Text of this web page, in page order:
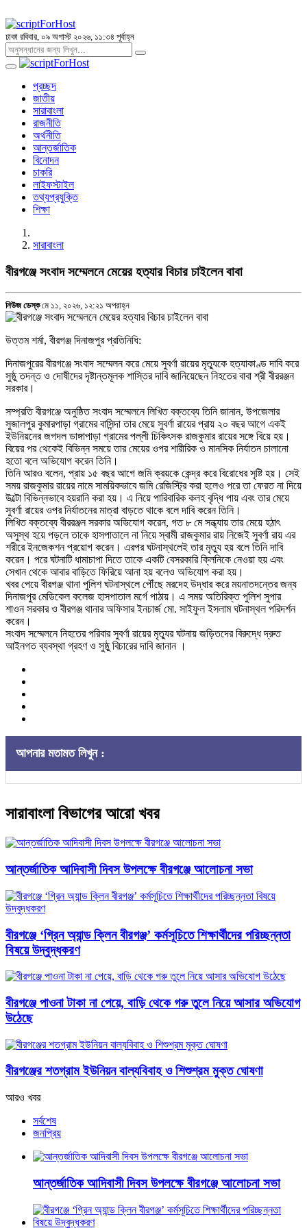
ঢাকা রবিবার, ০৯ অগাস্ট ২০২৬, ১১:৩৪ পূর্বাহ্ন
প্রচ্ছদ
জাতীয়
সারাবাংলা
রাজনীতি
অর্থনীতি
আন্তর্জাতিক
বিনোদন
চাকরি
লাইফস্টাইল
তথ্যপ্রযুক্তি
শিক্ষা
সারাবাংলা
বীরগঞ্জে সংবাদ সম্মেলনে মেয়ের হত্যার বিচার চাইলেন বাবা
নিউজ ডেস্ক মে ১১, ২০২৬, ১২:২১ অপরাহ্ন
উত্তম শর্মা, বীরগঞ্জ দিনাজপুর প্রতিনিধি:
দিনাজপুরের বীরগঞ্জে সংবাদ সম্মেলন করে মেয়ে সুবর্ণা রায়ের মৃত্যুকে হত্যাকাণ্ড দাবি করে
সুষ্ঠু তদন্ত ও দোষীদের দৃষ্টান্তমূলক শাস্তির দাবি জানিয়েছেন নিহতের বাবা শ্রী বীররঞ্জন
সরকার।
সম্প্রতি বীরগঞ্জে অনুষ্ঠিত সংবাদ সম্মেলনে লিখিত বক্তব্যে তিনি জানান, উপজেলার
সুজালপুর কুমারপাড়া গ্রামের বাসিন্দা তার মেয়ে সুবর্ণা রায়ের প্রায় ২০ বছর আগে একই
ইউনিয়নের জগদল ডাঙ্গাপাড়া গ্রামের পল্লী চিকিৎসক রাজকুমার রায়ের সঙ্গে বিয়ে হয়।
বিয়ের পর থেকেই বিভিন্ন সময়ে তার মেয়ের ওপর শারীরিক ও মানসিক নির্যাতন চালানো
হতো বলে অভিযোগ করেন তিনি।
তিনি আরও বলেন, প্রায় ১৫ বছর আগে জমি ক্রয়কে কেন্দ্র করে বিরোধের সৃষ্টি হয়। সেই
সময় রাজকুমার রায়ের নামে সাময়িকভাবে জমি রেজিস্ট্রি করা হলেও পরে তা ফেরত না দিয়ে
উল্টো বিভিন্নভাবে হয়রানি করা হয়। এ নিয়ে পারিবারিক কলহ বৃদ্ধি পায় এবং তার মেয়ে
সুবর্ণা রায়ের ওপর নির্যাতনের মাত্রা বাড়তে থাকে বলে দাবি করেন তিনি।
লিখিত বক্তব্যে বীররঞ্জন সরকার অভিযোগ করেন, গত ৮ মে সন্ধ্যায় তার মেয়ে হঠাৎ
অসুস্থ হয়ে পড়লে তাকে হাসপাতালে না নিয়ে স্বামী রাজকুমার রায় নিজেই সুবর্ণা রায় এর
শরীরে ইনজেকশন প্রয়োগ করেন। এরপর ঘটনাস্থলেই তার মৃত্যু হয় বলে তিনি দাবি
করেন। পরে ঘটনাটি ধামাচাপা দিতে তাকে একটি বেসরকারি ক্লিনিকে নেওয়া হয় এবং
সেখান থেকে আবার বাড়িতে ফিরিয়ে আনা হয় বলেও অভিযোগ করা হয়।
খবর পেয়ে বীরগঞ্জ থানা পুলিশ ঘটনাস্থলে পৌঁছে মরদেহ উদ্ধার করে ময়নাতদন্তের জন্য
দিনাজপুর মেডিকেল কলেজ হাসপাতাল মর্গে পাঠায়। এ সময় অতিরিক্ত পুলিশ সুপার
শাওন সরকার ও বীরগঞ্জ থানার অফিসার ইনচার্জ মো. সাইফুল ইসলাম ঘটনাস্থল পরিদর্শন
করেন।
সংবাদ সম্মেলনে নিহতের পরিবার সুবর্ণা রায়ের মৃত্যুর ঘটনায় জড়িতদের বিরুদ্ধে দ্রুত
আইনগত ব্যবস্থা গ্রহণ ও সুষ্ঠু বিচারের দাবি জানান ।
আপনার মতামত লিখুন :
সারাবাংলা বিভাগের আরো খবর
আন্তর্জাতিক আদিবাসী দিবস উপলক্ষে বীরগঞ্জে আলোচনা সভা
বীরগঞ্জে ‘গ্রিন অ্যান্ড ক্লিন বীরগঞ্জ’ কর্মসূচিতে শিক্ষার্থীদের পরিচ্ছন্নতা
বিষয়ে উদ্বুদ্ধকরণ
বীরগঞ্জে পাওনা টাকা না পেয়ে, বাড়ি থেকে গরু তুলে নিয়ে আসার অভিযোগ
উঠেছে
বীরগঞ্জের শতগ্রাম ইউনিয়ন বাল্যবিবাহ ও শিশুশ্রম মুক্ত ঘোষণা
আরও খবর
সর্বশেষ
জনপ্রিয়
আন্তর্জাতিক আদিবাসী দিবস উপলক্ষে বীরগঞ্জে আলোচনা সভা